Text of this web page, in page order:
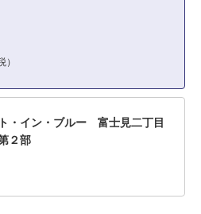
・イン・ブルー 富士見二丁目
２部